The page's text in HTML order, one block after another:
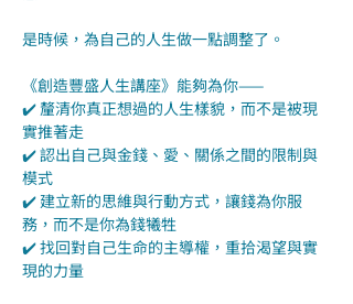
是時候，為自己的人生做一點調整了。
《創造豐盛人生講座》能夠為你——
✔️ 釐清你真正想過的人生樣貌，而不是被現
實推著走
✔️ 認出自己與金錢、愛、關係之間的限制與
模式
✔️ 建立新的思維與行動方式，讓錢為你服
務，而不是你為錢犧牲
✔️ 找回對自己生命的主導權，重拾渴望與實
現的力量